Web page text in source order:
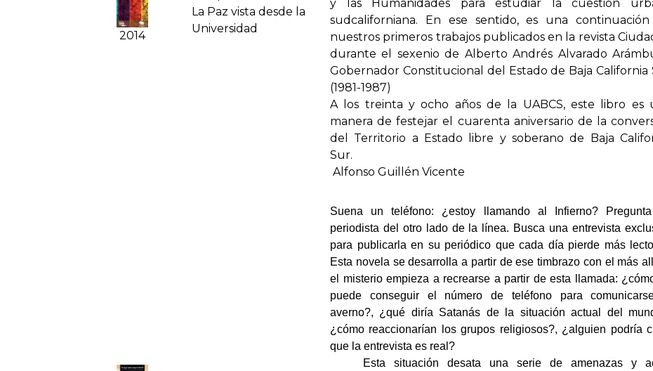
2014
La Paz vista desde la
Universidad
y las Humanidades para estudiar la cuestión
sudcaliforniana. En ese sentido, es una
nuestros primeros trabajos publicados en la revista
durante el sexenio de Alberto Andrés Alvarado
Gobernador Constitucional del Estado de Baja California
(1981-1987)
A los treinta y ocho años de la UABCS, este libro es
manera de festejar el cuarenta aniversario de la
del Territorio a Estado libre y soberano de Baja
Sur.
Alfonso Guillén Vicente
Suena un teléfono: ¿estoy llamando al Infierno?
periodista del otro lado de la línea. Busca una entrevista
para publicarla en su periódico que cada día pierde más
Esta novela se desarrolla a partir de ese timbrazo con el más
el misterio empieza a recrearse a partir de esta llamada:
puede conseguir el número de teléfono para
averno?, ¿qué diría Satanás de la situación actual del
¿cómo reaccionarían los grupos religiosos?, ¿alguien podría
que la entrevista es real?
Esta situación desata una serie de amenazas y